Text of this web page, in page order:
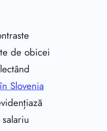
de obicei
Slovenia